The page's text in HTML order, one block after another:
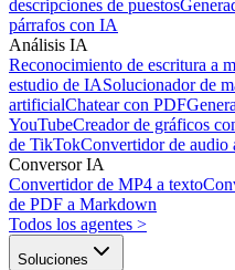
descripciones de puestos
párrafos con IA
Análisis IA
Reconocimiento de escritura a
estudio de IASolucionador de
artificialChatear con PDF
YouTubeCreador de gráficos
de TikTokConvertidor de audio
Conversor IA
Convertidor de MP4 a texto
de PDF a Markdown
Todos los agentes >
Soluciones